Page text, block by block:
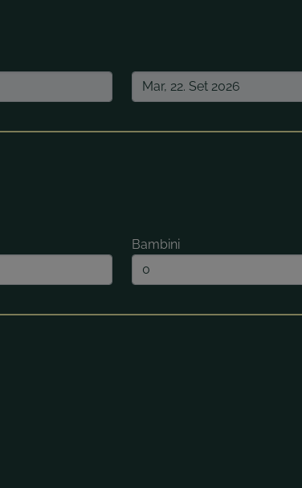
Bambini